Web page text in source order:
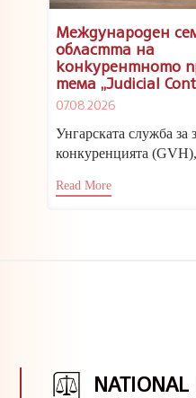
Международен
областта на
конкурентното
тема „Judicial
Effective Deterrence
Proportionate
Будапеща, 19 и 20
2026 г.
07.08.2026
Унгарската служба за
конкуренцията
(RCC) в...
Read More
NATIONAL